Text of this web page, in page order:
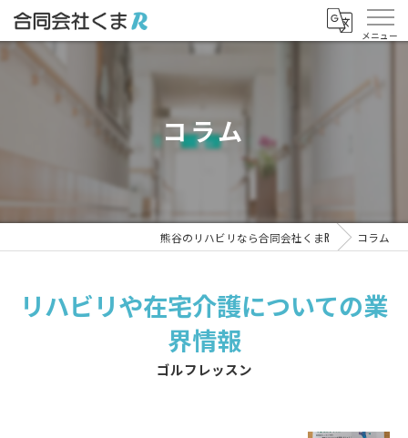
コラム
熊谷のリハビリなら合同会社くまR コラム
リハビリや在宅介護についての業
界情報
ゴルフレッスン